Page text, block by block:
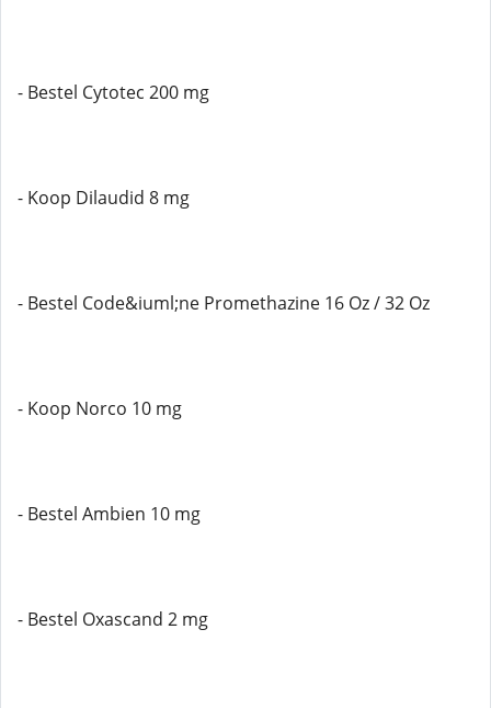
- Bestel Cytotec 200 mg
- Koop Dilaudid 8 mg
- Bestel Code&iuml;ne Promethazine 16 Oz / 32 Oz
- Koop Norco 10 mg
- Bestel Ambien 10 mg
- Bestel Oxascand 2 mg